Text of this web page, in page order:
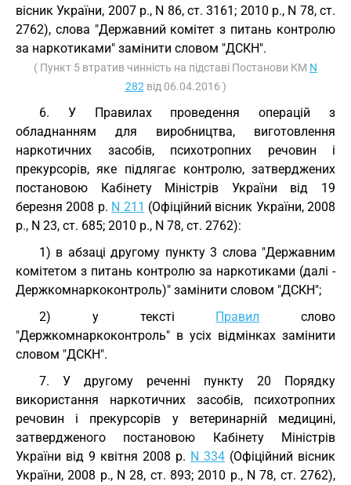
вісник України, 2007 р., N 86, ст. 3161; 2010 р., N 78, ст.
2762), слова "Державний комітет з питань контролю
за наркотиками" замінити словом "ДСКН".
( Пункт 5 втратив чинність на підставі Постанови КМ N
282 від 06.04.2016 )
6. У Правилах проведення операцій з
обладнанням для виробництва, виготовлення
наркотичних засобів, психотропних речовин і
прекурсорів, яке підлягає контролю, затверджених
постановою Кабінету Міністрів України від 19
березня 2008 р. N 211 (Офіційний вісник України, 2008
р., N 23, ст. 685; 2010 р., N 78, ст. 2762):
1) в абзаці другому пункту 3 слова "Державним
комітетом з питань контролю за наркотиками (далі -
Держкомнаркоконтроль)" замінити словом "ДСКН";
2) у тексті Правил слово
"Держкомнаркоконтроль" в усіх відмінках замінити
словом "ДСКН".
7. У другому реченні пункту 20 Порядку
використання наркотичних засобів, психотропних
речовин і прекурсорів у ветеринарній медицині,
затвердженого постановою Кабінету Міністрів
України від 9 квітня 2008 р. N 334 (Офіційний вісник
України, 2008 р., N 28, ст. 893; 2010 р., N 78, ст. 2762),